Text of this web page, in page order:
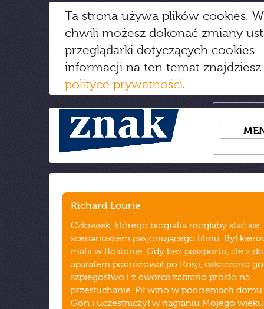
Ta strona używa plików cookies.
chwili możesz dokonać zmiany
przeglądarki dotyczących cookies
informacji na ten temat
polityce prywatności.
Richard Lourie
Człowiek, którego biografia mogłaby stać się
scenariuszem pasjonującego filmu. Był
mafii w Bostonie. Gdy bez paszportu, ale z
aparatem podróżował po Rosji, oskarżono
szpiegostwo i z dworca zabrano prosto na
przesłuchanie. Pił wino w podcieniach domu
Gori i uczestniczył w nagraniu Mojego